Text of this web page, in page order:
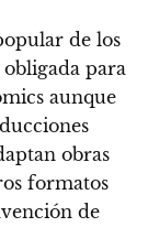
de los
para
aunque
obras
formatos
de